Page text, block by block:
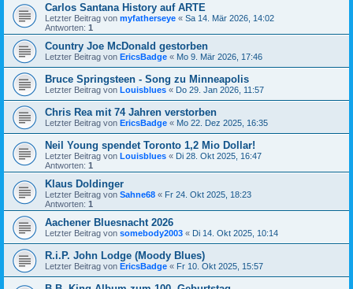
Carlos Santana History auf ARTE
Letzter Beitrag von myfatherseye « Sa 14. Mär 2026, 14:02
Antworten: 1
Country Joe McDonald gestorben
Letzter Beitrag von EricsBadge « Mo 9. Mär 2026, 17:46
Bruce Springsteen - Song zu Minneapolis
Letzter Beitrag von Louisblues « Do 29. Jan 2026, 11:57
Chris Rea mit 74 Jahren verstorben
Letzter Beitrag von EricsBadge « Mo 22. Dez 2025, 16:35
Neil Young spendet Toronto 1,2 Mio Dollar!
Letzter Beitrag von Louisblues « Di 28. Okt 2025, 16:47
Antworten: 1
Klaus Doldinger
Letzter Beitrag von Sahne68 « Fr 24. Okt 2025, 18:23
Antworten: 1
Aachener Bluesnacht 2026
Letzter Beitrag von somebody2003 « Di 14. Okt 2025, 10:14
R.i.P. John Lodge (Moody Blues)
Letzter Beitrag von EricsBadge « Fr 10. Okt 2025, 15:57